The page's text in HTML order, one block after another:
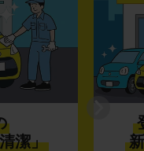
潔」